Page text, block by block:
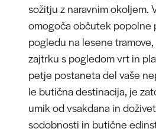
sožitju z naravnim okoljem.
omogoča občutek popolne
pogledu na lesene
zajtrku s pogledom vrt in
petje postaneta del vaše
le butična destinacija, je
umik od vsakdana in
sodobnosti in butične